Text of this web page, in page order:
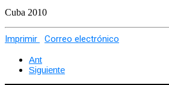
Cuba 2010
Imprimir Correo electrónico
Ant
Siguiente